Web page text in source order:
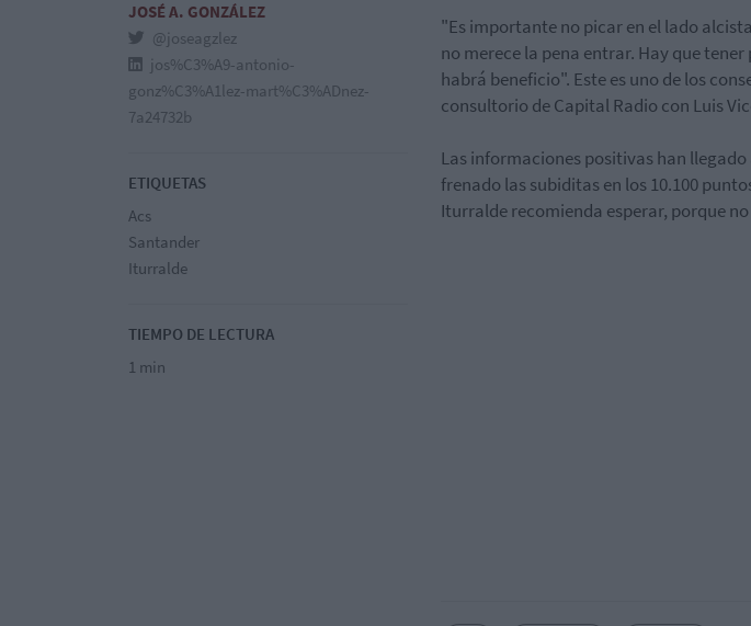
JOSÉ A. GONZÁLEZ
@joseagzlez
jos%C3%A9-antonio-
gonz%C3%A1lez-mart%C3%ADnez-
7a24732b
ETIQUETAS
Acs
Santander
Iturralde
TIEMPO DE LECTURA
1 min
"Es importante no picar en el lado
no merece la pena entrar. Hay que
habrá beneficio". Este es uno de los
consultorio de Capital Radio con Luis
Las informaciones positivas han
frenado las subiditas en los 10.100
Iturralde recomienda esperar, porque